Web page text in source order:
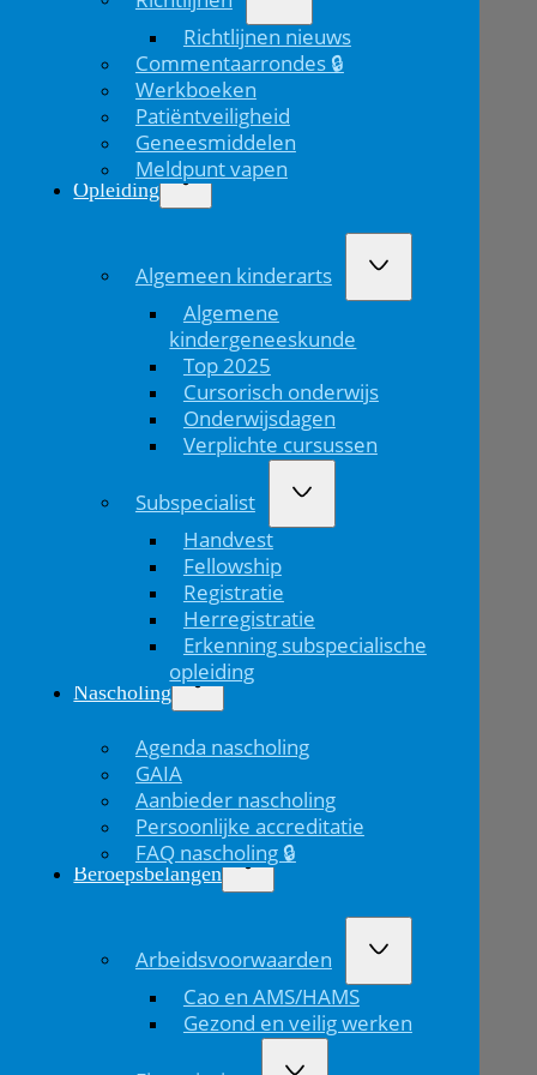
Richtlijnen nieuws
Commentaarrondes 🔒
Werkboeken
Patiëntveiligheid
Geneesmiddelen
Meldpunt vapen
Opleiding
Algemeen kinderarts
Algemene
kindergeneeskunde
Top 2025
Cursorisch onderwijs
Onderwijsdagen
Verplichte cursussen
Subspecialist
Handvest
Fellowship
Registratie
Herregistratie
Erkenning subspecialische
opleiding
Nascholing
Agenda nascholing
GAIA
Aanbieder nascholing
Persoonlijke accreditatie
FAQ nascholing 🔒
Beroepsbelangen
Arbeidsvoorwaarden
Cao en AMS/HAMS
Gezond en veilig werken